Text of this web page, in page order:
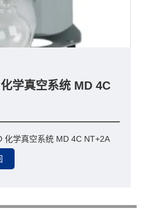
学真空系统 MD 4C
化学真空系统 MD 4C NT+2A